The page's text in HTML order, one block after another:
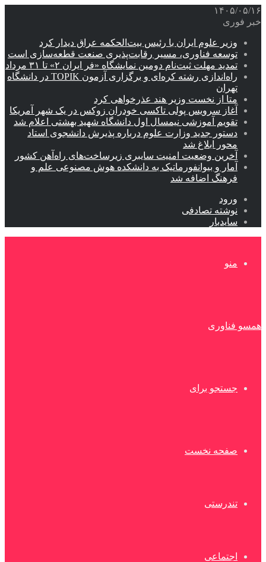
۱۴۰۵/۰۵/۱۶
خبر فوری
وزیر علوم ایران با رئیس بیت‌الحکمه عراق دیدار کرد
توسعه فناوری، مسیر رقابت‌پذیری صنعت قطعه‌سازی است
تمدید مهلت ثبت‌نام دومین نمایشگاه «فر ایران ۲» تا ۳۱ مرداد
راه‌اندازی رشته کره‌ای و برگزاری آزمون TOPIK در دانشگاه
تهران
متا از نخست وزیر هند عذرخواهی کرد
آغاز سرویس پولی تاکسی خودران زوکس در یک شهر آمریکا
تقویم آموزشی نیمسال اول دانشگاه شهید بهشتی اعلام شد
دستور جدید وزارت علوم درباره پذیرش دانشجوی استاد
محور ابلاغ شد
آخرین وضعیت امنیت سایبری زیرساخت‌های راه‌آهن کشور
آمار و بیوانفورماتیک به دانشکده هوش مصنوعی علم و
فرهنگ اضافه شد
ورود
نوشته تصادفی
سایدبار
منو
همسو فناوری
جستجو برای
صفحه نخست
تندرستی
اجتماعی